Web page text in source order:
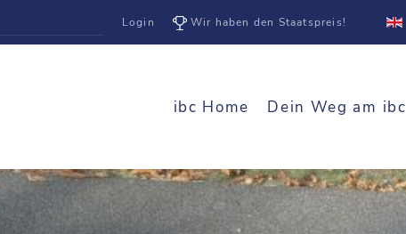
Login Wir haben den Staatspreis!
ibc Home Dein Weg am ibc